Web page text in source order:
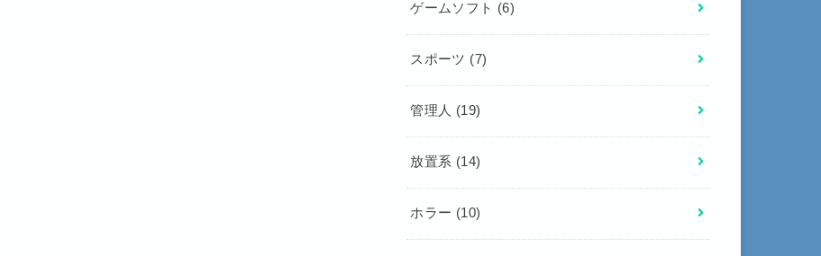
ゲームソフト (6)
スポーツ (7)
管理人 (19)
放置系 (14)
ホラー (10)